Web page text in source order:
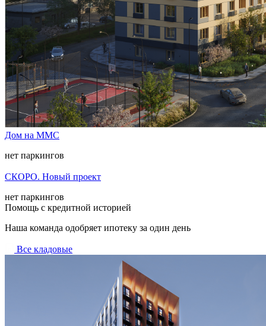
Дом на ММС
нет паркингов
СКОРО. Новый проект
нет паркингов
Помощь с кредитной историей
Наша команда одобряет ипотеку за один день
Все кладовые